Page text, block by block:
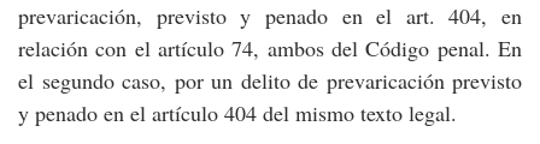
prevaricación, previsto y penado en el art. 404, en
relación con el artículo 74, ambos del Código penal. En
el segundo caso, por un delito de prevaricación previsto
y penado en el artículo 404 del mismo texto legal.